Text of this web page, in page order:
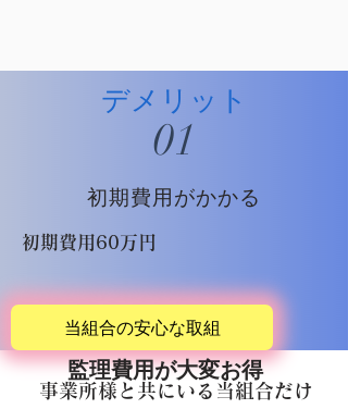
デメリット
01
初期費用がかかる
初期費用60万円
当組合の安心な取組
監理費用が大変お得
事業所様と共にいる当組合だけ